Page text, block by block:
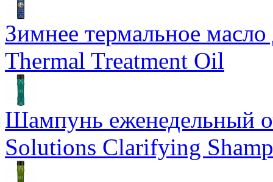
Зимнее термальное
Thermal Treatment Oil
Шампунь еженедельный
Solutions Clarifying